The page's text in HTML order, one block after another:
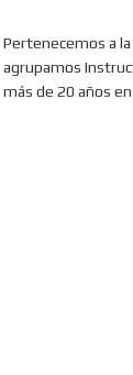
Pertenecemos a la
agrupamos
más de 20 años